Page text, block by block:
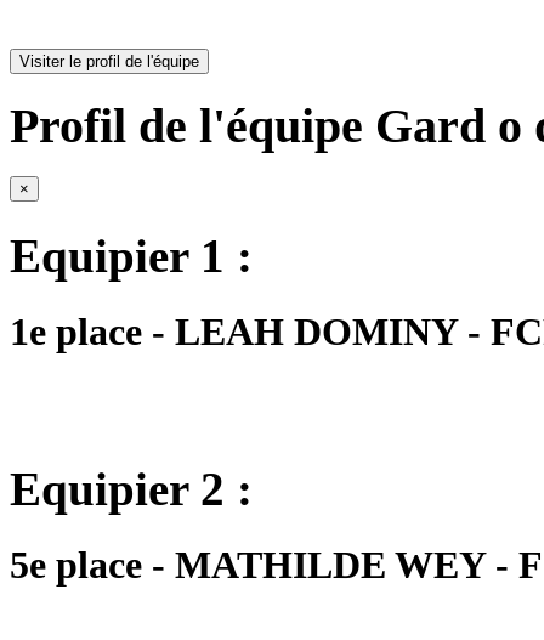
Visiter le profil de l'équipe
Profil de l'équipe Gard o
×
Equipier 1 :
1e place - LEAH DOMINY -
Equipier 2 :
5e place - MATHILDE WEY -